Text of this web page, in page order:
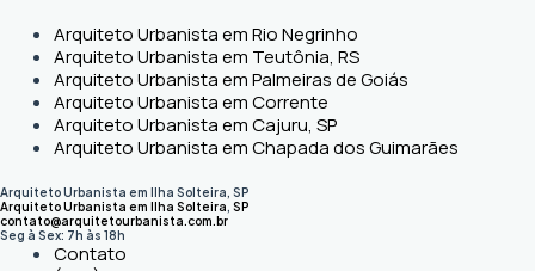
Arquiteto Urbanista em Rio Negrinho
Arquiteto Urbanista em Teutônia, RS
Arquiteto Urbanista em Palmeiras de Goiás
Arquiteto Urbanista em Corrente
Arquiteto Urbanista em Cajuru, SP
Arquiteto Urbanista em Chapada dos Guimarães
Arquiteto Urbanista em Ilha Solteira, SP
Arquiteto Urbanista em Ilha Solteira, SP
contato@arquitetourbanista.com.br
Seg à Sex: 7h às 18h
Contato